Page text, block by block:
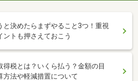
と決めたらまずやること3つ！重視
ントも押さえておこう
得税とは？いくら払う？金額の目
方法や軽減措置について